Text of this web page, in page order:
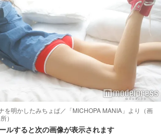
を明かしたみちょぱ／「MICHOPA MANIA」より（画
）
ルすると次の画像が表示されます